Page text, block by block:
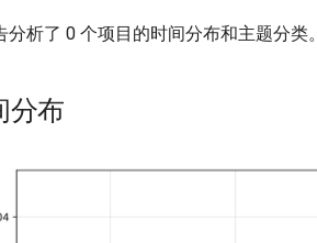
分析了 0 个项目的时间分布和主题分类。
分布